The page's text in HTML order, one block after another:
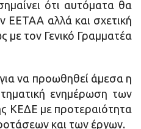
ότι αυτόματα θα
ΕΕΤΑΑ αλλά και σχετική
με τον Γενικό Γραμματέα
να προωθηθεί άμεσα η
ενημέρωση των
ΚΕΔΕ με προτεραιότητα
και των έργων.